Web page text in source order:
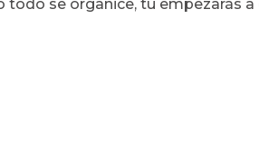
todo se organice, tú empezarás a